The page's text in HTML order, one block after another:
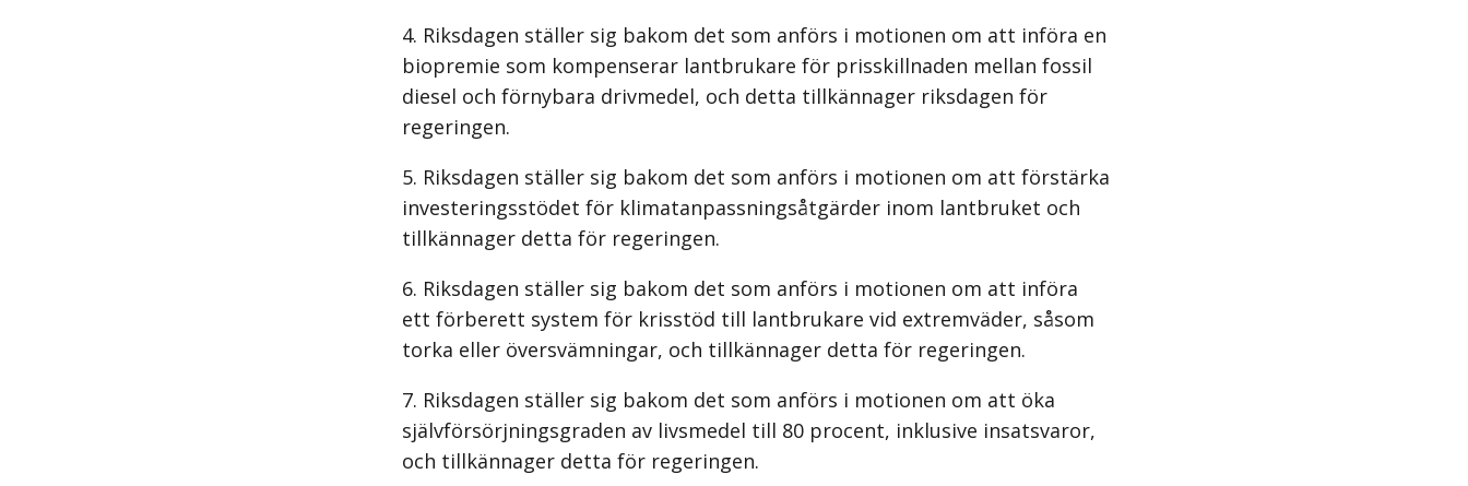
Riksdagen ställer sig bakom det som anförs i motionen om att införa en
biopremie som kompenserar lantbrukare för prisskillnaden mellan fossil
diesel och förnybara drivmedel, och detta tillkännager riksdagen för
regeringen.
Riksdagen ställer sig bakom det som anförs i motionen om att förstärka
investeringsstödet för klimatanpassningsåtgärder inom lantbruket och
tillkännager detta för regeringen.
Riksdagen ställer sig bakom det som anförs i motionen om att införa
ett förberett system för krisstöd till lantbrukare vid extremväder, såsom
torka eller översvämningar, och tillkännager detta för regeringen.
Riksdagen ställer sig bakom det som anförs i motionen om att öka
självförsörjningsgraden av livsmedel till 80 procent, inklusive insatsvaror,
och tillkännager detta för regeringen.